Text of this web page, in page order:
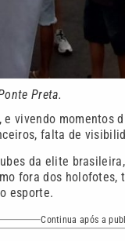
Preta.
vivendo
falta de
da elite
fora dos
esporte.
Continua após a